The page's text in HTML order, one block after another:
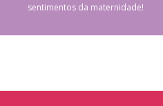
sentimentos da maternidade!